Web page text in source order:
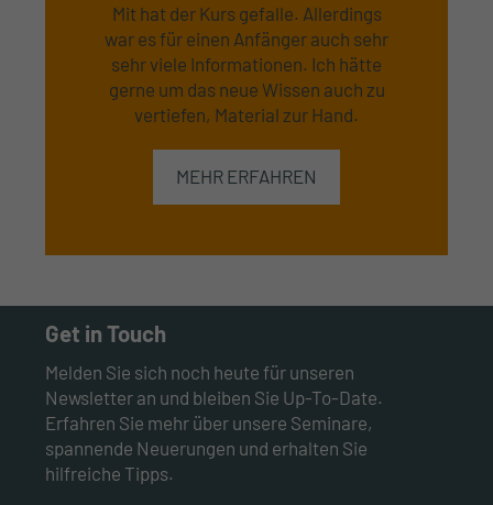
Mit hat der Kurs gefalle. Allerdings
war es für einen Anfänger auch sehr
sehr viele Informationen. Ich hätte
gerne um das neue Wissen auch zu
vertiefen, Material zur Hand.
MEHR ERFAHREN
Get in Touch
Melden Sie sich noch heute für unseren
Newsletter an und bleiben Sie Up-To-Date.
Erfahren Sie mehr über unsere Seminare,
spannende Neuerungen und erhalten Sie
hilfreiche Tipps.